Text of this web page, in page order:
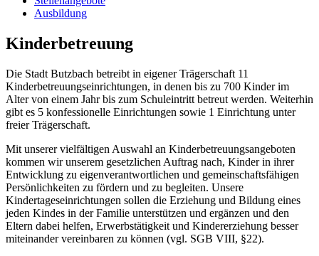
Ausbildung
Kinderbetreuung
Die Stadt Butzbach betreibt in eigener Trägerschaft 11
Kinderbetreuungseinrichtungen, in denen bis zu 700 Kinder im
Alter von einem Jahr bis zum Schuleintritt betreut werden. Weiterhin
gibt es 5 konfessionelle Einrichtungen sowie 1 Einrichtung unter
freier Trägerschaft.
Mit unserer vielfältigen Auswahl an Kinderbetreuungsangeboten
kommen wir unserem gesetzlichen Auftrag nach, Kinder in ihrer
Entwicklung zu eigenverantwortlichen und gemeinschaftsfähigen
Persönlichkeiten zu fördern und zu begleiten. Unsere
Kindertageseinrichtungen sollen die Erziehung und Bildung eines
jeden Kindes in der Familie unterstützen und ergänzen und den
Eltern dabei helfen, Erwerbstätigkeit und Kindererziehung besser
miteinander vereinbaren zu können (vgl. SGB VIII, §22).